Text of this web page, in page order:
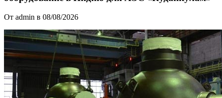
От admin в 08/08/2026